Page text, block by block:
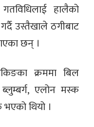
हालैको
उस्तैखाले ठगीबाट
छन् ।
क्रममा बिल
एलोन मस्क
थियो ।